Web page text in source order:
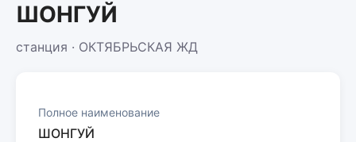
ШОНГУЙ
станция · ОКТЯБРЬСКАЯ ЖД
Полное наименование
ШОНГУЙ